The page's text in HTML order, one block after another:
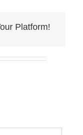
Platform!